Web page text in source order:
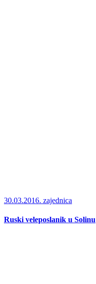
30.03.2016. zajednica
Ruski veleposlanik u Solinu